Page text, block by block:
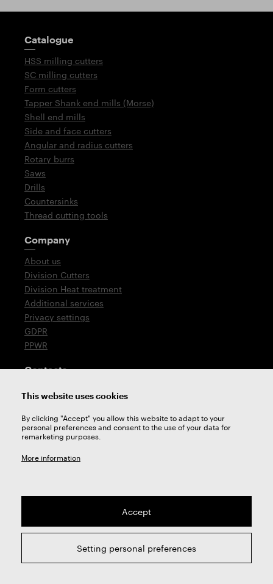
Guidepost
Catalogue
HSS milling cutters
SC milling cutters
Form cutters
Tapper Shank end mills (Morse)
Shell end mills
Side and face cutters
Angular and radius cutters
Rotary burrs
Saws
Drills
Countersinks
Thread cutting tools
Company
About us
Division Cutters
Division Heat treatment
Additional services
Privacy settings
GDPR
PPWR
Contacts
T: +420 576 777 510
Technical support
2026 © ZPS-FN a.s. | All right reserved
webdesign byStudio 9
This website uses cookies
By clicking "Accept" you allow this website to adapt to your
personal preferences and consent to the use of your data for
remarketing purposes.
More information
Accept
Setting personal preferences